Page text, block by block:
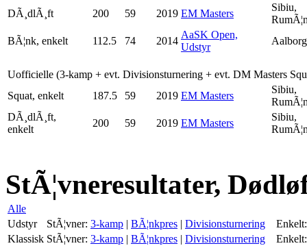
DÃ¸dlÃ¸ft 200 59 2019 EM Masters
Sibiu,
BÃ¦nk, enkelt
112.5 74 2014
AaSK Open,
Udstyr
Aalborg
Uofficielle (3-kamp + evt. Divisionsturnering + evt. DM Masters
Squat, enkelt
187.5 59 2019 EM Masters
Sibiu,
DÃ¸dlÃ¸ft,
enkelt
200 59 2019 EM Masters
Sibiu,
StÃ¦vneresultater,
Alle
Udstyr
StÃ¦vner: 3-kamp | BÃ¦nkpres | Divisionsturnering
Enkelt:
Klassisk StÃ¦vner: 3-kamp | BÃ¦nkpres | Divisionsturnering
Enkelt: